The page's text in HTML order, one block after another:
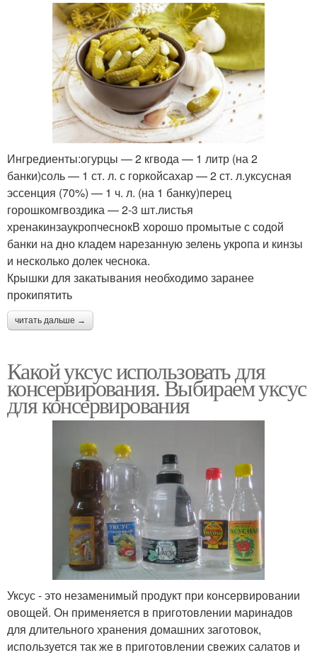
Ингредиенты:огурцы — 2 кгвода — 1 литр (на 2
банки)соль — 1 ст. л. с горкойсахар — 2 ст. л.уксусная
эссенция (70%) — 1 ч. л. (на 1 банку)перец
горошкомгвоздика — 2-3 шт.листья
хренакинзаукропчеснокВ хорошо промытые с содой
банки на дно кладем нарезанную зелень укропа и кинзы
и несколько долек чеснока.
Крышки для закатывания необходимо заранее
прокипятить
читать дальше →
Какой уксус использовать для
консервирования. Выбираем уксус
для консервирования
Уксус - это незаменимый продукт при консервировании
овощей. Он применяется в приготовлении маринадов
для длительного хранения домашних заготовок,
используется так же в приготовлении свежих салатов и